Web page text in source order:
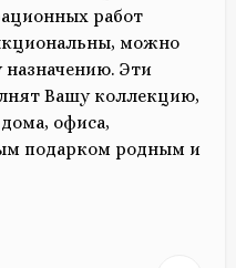
работ
можно
назначению. Эти
Вашу коллекцию,
офиса,
подарком родным и